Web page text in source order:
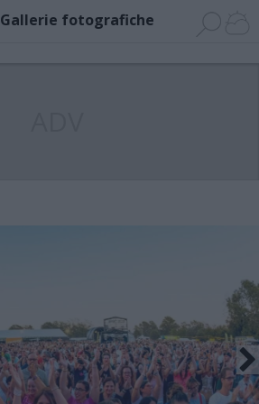
Gallerie fotografiche